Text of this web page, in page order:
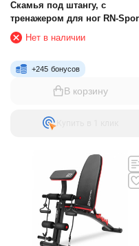
Скамья под штангу, с
тренажером для ног RN-
WG 1000
Нет в наличии
+245 бонусов
В корзину
Купить в 1 клик